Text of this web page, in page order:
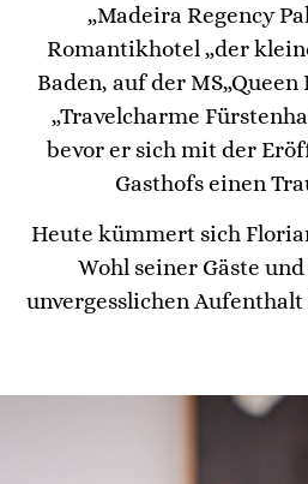
„Madeira Regency
Romantikhotel „der
Baden, auf der
„Travelcharme
bevor er sich mit der
Gasthofs einen
Heute kümmert sich
Wohl seiner Gäste
unvergesslichen